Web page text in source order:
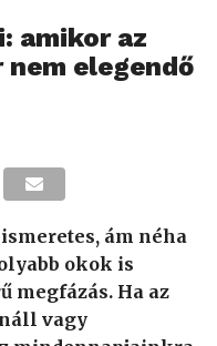
amikor az
elegendő
ám néha
okok is
megfázás. Ha az
vagy